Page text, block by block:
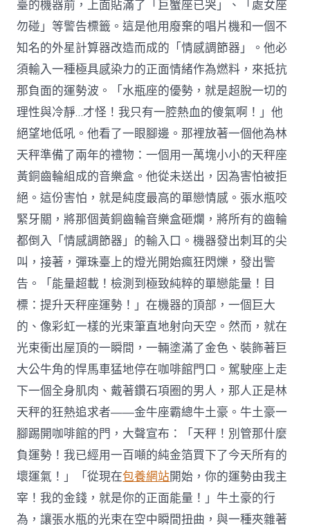
臺的機器前，上面貼滿了「巨蟹座已哭」、「處女座
勿碰」等警告標籤。這是他用廢棄的唱片機和一個不
知名的外星計算器改造而成的「情感調節器」。他必
須輸入一種極具感染力的正面情緒作為燃料，來抵抗
那負面的運勢波。「水瓶座的優勢，就是超脫一切的
理性與冷靜…才怪！我只有一腔熱血的傻氣啊！」他
絕望地低吼。他看了一眼腳邊。那裡放著一個他為林
天秤準備了兩年的禮物：一個用一萬塊小小的天秤座
黃銅齒輪組成的音樂盒。他從未送出，因為害怕被拒
絕。這份害怕，就是純度最高的單戀情感。張水瓶咬
緊牙關，將那個黃銅齒輪音樂盒砸爛，將所有的齒輪
都倒入「情感調節器」的輸入口。機器發出刺耳的尖
叫，接著，彈珠臺上的燈光開始瘋狂閃爍，發出警
告。「能量超載！檢測到極致純粹的單戀能量！目
標：提升天秤座運勢！」在機器的頂部，一個巨大
的、像彩虹一樣的光束筆直地射向天空。然而，就在
光束衝出屋頂的一瞬間，一輛塗滿了金色、裝飾著巨
大公牛角的悍馬車猛地停在咖啡館門口。駕駛座上走
下一個全身肌肉、戴著鑽石項圈的男人，那人正是林
天秤的狂熱追求者——金牛座霸總牛土豪。牛土豪一
腳踢開咖啡館的門，大聲宣布：「天秤！別管那什麼
負運勢！我已經用一百噸的純金箔買下了今天所有的
壞運氣！」「從現在包養網站開始，你的運勢由我主
宰！我的金錢，就是你的正面能量！」牛土豪的行
為，讓張水瓶的光束在空中瞬間扭曲，與一種夾雜著